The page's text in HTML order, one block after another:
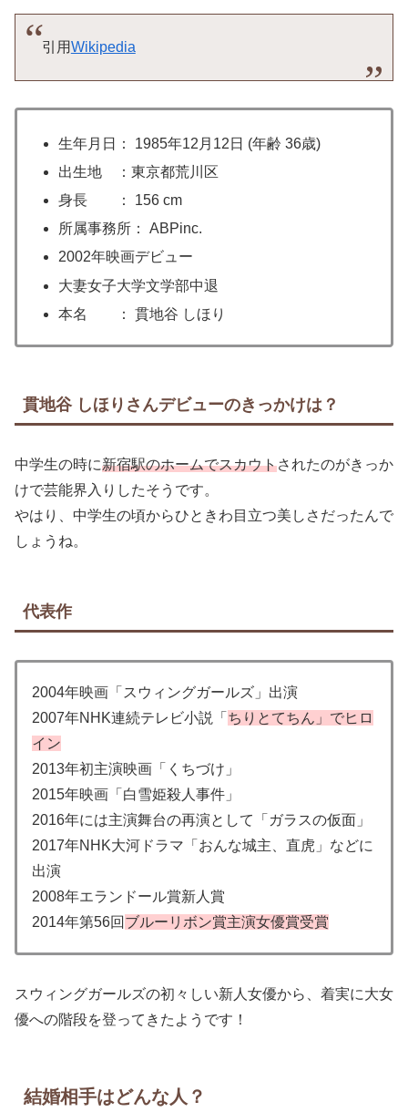
引用Wikipedia
生年月日： 1985年12月12日 (年齢 36歳)
出生地 ：東京都荒川区
身長 ： 156 cm
所属事務所： ABPinc.
2002年映画デビュー
大妻女子大学文学部中退
本名 ： 貫地谷 しほり
貫地谷 しほりさんデビューのきっかけは？
中学生の時に新宿駅のホームでスカウトされたのがきっか
けで芸能界入りしたそうです。
やはり、中学生の頃からひときわ目立つ美しさだったんで
しょうね。
代表作
2004年映画「スウィングガールズ」出演
2007年NHK連続テレビ小説「 ちりとてちん」でヒロ
イン
2013年初主演映画「くちづけ」
2015年映画「白雪姫殺人事件」
2016年には主演舞台の再演として「ガラスの仮面」
2017年NHK大河ドラマ「おんな城主、直虎」などに
出演
2008年エランドール賞新人賞
2014年第56回 ブルーリボン賞主演女優賞受賞
スウィングガールズの初々しい新人女優から、着実に大女
優への階段を登ってきたようです！
結婚相手はどんな人？